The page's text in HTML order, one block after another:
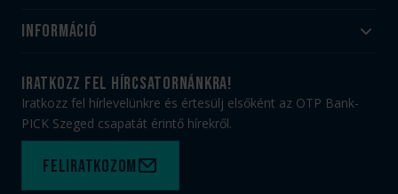
Utánpótlás
#HandballFamily
Munkatársaink
PICK Aréna
Sajtóakkreditáció
Információ
Jegy- és bérletvásárlás
Webshop
Adatvédelem
Felhasználási feltételek
iratkozz fel hírcsatornánkra!
Iratkozz fel hírlevelünkre és értesülj elsőként az OTP Bank-
PICK Szeged csapatát érintő hírekről.
Feliratkozom